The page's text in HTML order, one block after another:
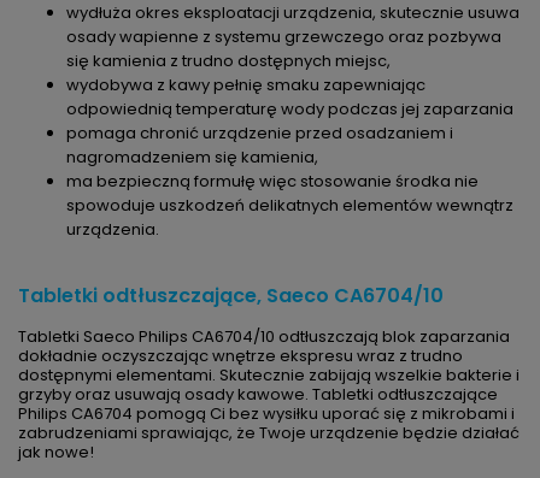
wydłuża okres eksploatacji urządzenia, skutecznie usuwa
osady wapienne z systemu grzewczego oraz pozbywa
się kamienia z trudno dostępnych miejsc,
wydobywa z kawy pełnię smaku zapewniając
odpowiednią temperaturę wody podczas jej zaparzania
pomaga chronić urządzenie przed osadzaniem i
nagromadzeniem się kamienia,
ma bezpieczną formułę więc stosowanie środka nie
spowoduje uszkodzeń delikatnych elementów wewnątrz
urządzenia.
Tabletki odtłuszczające, Saeco CA6704/10
Tabletki Saeco Philips CA6704/10 odtłuszczają blok zaparzania
dokładnie oczyszczając wnętrze ekspresu wraz z trudno
dostępnymi elementami. Skutecznie zabijają wszelkie bakterie i
grzyby oraz usuwają osady kawowe. Tabletki odtłuszczające
Philips CA6704 pomogą Ci bez wysiłku uporać się z mikrobami i
zabrudzeniami sprawiając, że Twoje urządzenie będzie działać
jak nowe!